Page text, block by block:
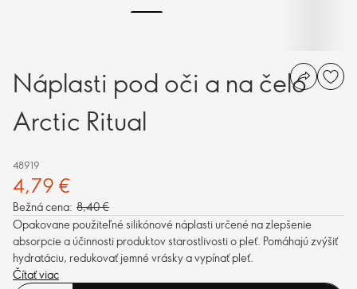
Náplasti pod oči a na čelo
Arctic Ritual
48919
4,79 €
Bežná cena: 8,40 €
Opakovane použiteľné silikónové náplasti určené na zlepšenie
absorpcie a účinnosti produktov starostlivosti o pleť. Pomáhajú zvýšiť
hydratáciu, redukovať jemné vrásky a vypínať pleť.
Čítať viac